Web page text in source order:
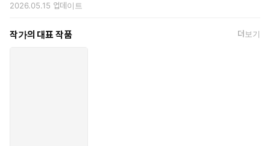
질문에 답하기 위해 하나의 이름을 제시한다. 바로 '이향인(오트로버
다만 에너지를 얻는 방식이 다르고, 안정감을 느끼는 구조도 다르며,
2026.05.15 업데이트
작가의 대표 작품 더보기